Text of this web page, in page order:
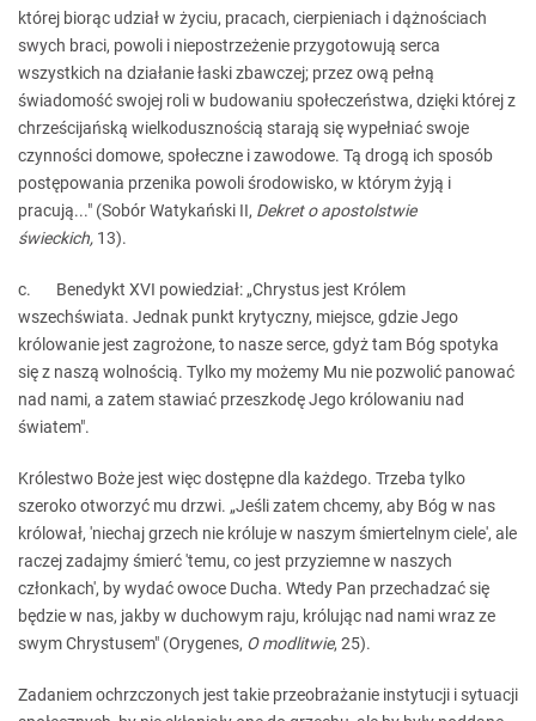
której biorąc udział w życiu, pracach, cierpieniach i dążnościach
swych braci, powoli i niepostrzeżenie przygotowują serca
wszystkich na działanie łaski zbawczej; przez ową pełną
świadomość swojej roli w budowaniu społeczeństwa, dzięki której z
chrześcijańską wielkodusznością starają się wypełniać swoje
czynności domowe, społeczne i zawodowe. Tą drogą ich sposób
postępowania przenika powoli środowisko, w którym żyją i
pracują..." (Sobór Watykański II, Dekret o apostolstwie
świeckich, 13).
c. Benedykt XVI powiedział: „Chrystus jest Królem
wszechświata. Jednak punkt krytyczny, miejsce, gdzie Jego
królowanie jest zagrożone, to nasze serce, gdyż tam Bóg spotyka
się z naszą wolnością. Tylko my możemy Mu nie pozwolić panować
nad nami, a zatem stawiać przeszkodę Jego królowaniu nad
światem".
Królestwo Boże jest więc dostępne dla każdego. Trzeba tylko
szeroko otworzyć mu drzwi. „Jeśli zatem chcemy, aby Bóg w nas
królował, 'niechaj grzech nie króluje w naszym śmiertelnym ciele', ale
raczej zadajmy śmierć 'temu, co jest przyziemne w naszych
członkach', by wydać owoce Ducha. Wtedy Pan przechadzać się
będzie w nas, jakby w duchowym raju, królując nad nami wraz ze
swym Chrystusem" (Orygenes, O modlitwie, 25).
Zadaniem ochrzczonych jest takie przeobrażanie instytucji i sytuacji